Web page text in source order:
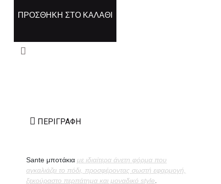
ΠΡΟΣΘΉΚΗ ΣΤΟ ΚΑΛΆΘΙ
ΠΕΡΙΓΡΑΦΉ
Sante μποτάκια με ιδιαίτερα άνετη φόρμα που
αγκαλιάζει το πόδι, προσφέροντας σωστή εφαρμογή,
ξεκούραστο περπάτημα και μοναδικό style